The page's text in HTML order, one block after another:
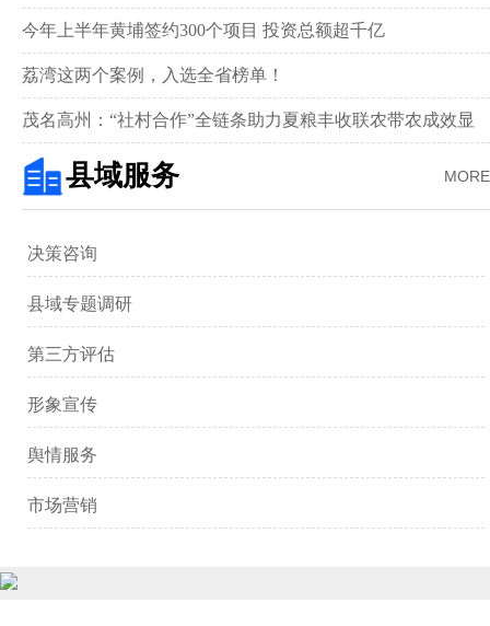
举行
今年上半年黄埔签约300个项目 投资总额超千亿
荔湾这两个案例，入选全省榜单！
茂名高州：“社村合作”全链条助力夏粮丰收联农带农成效显
著‌
MORE
县域服务
决策咨询
县域专题调研
第三方评估
形象宣传
舆情服务
市场营销